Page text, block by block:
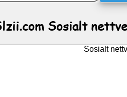
Sosialt
Sosialt